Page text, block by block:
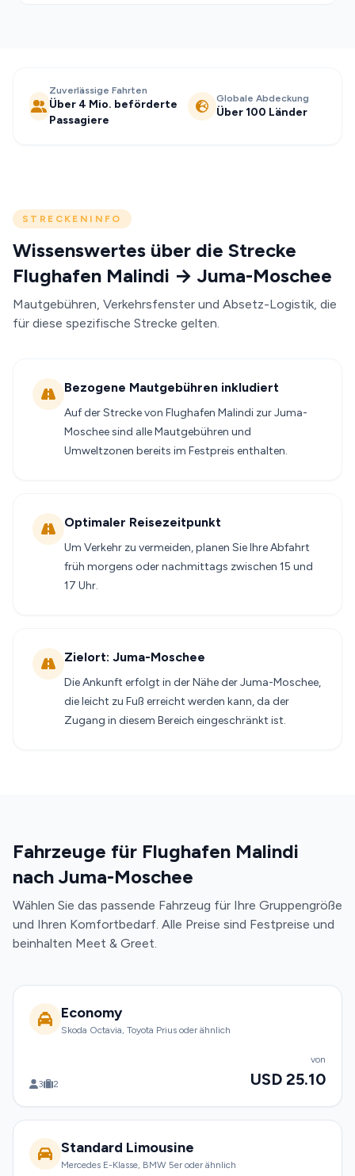
Zuverlässige Fahrten
Über 4 Mio. beförderte
Passagiere
Globale Abdeckung
Über 100 Länder
STRECKENINFO
Wissenswertes über die Strecke
Flughafen Malindi → Juma-Moschee
Mautgebühren, Verkehrsfenster und Absetz-Logistik, die
für diese spezifische Strecke gelten.
Bezogene Mautgebühren inkludiert
Auf der Strecke von Flughafen Malindi zur Juma-
Moschee sind alle Mautgebühren und
Umweltzonen bereits im Festpreis enthalten.
Optimaler Reisezeitpunkt
Um Verkehr zu vermeiden, planen Sie Ihre Abfahrt
früh morgens oder nachmittags zwischen 15 und
17 Uhr.
Zielort: Juma-Moschee
Die Ankunft erfolgt in der Nähe der Juma-Moschee,
die leicht zu Fuß erreicht werden kann, da der
Zugang in diesem Bereich eingeschränkt ist.
Fahrzeuge für Flughafen Malindi
nach Juma-Moschee
Wählen Sie das passende Fahrzeug für Ihre Gruppengröße
und Ihren Komfortbedarf. Alle Preise sind Festpreise und
beinhalten Meet & Greet.
Economy
Skoda Octavia, Toyota Prius oder ähnlich
3 2
von
USD 25.10
Standard Limousine
Mercedes E-Klasse, BMW 5er oder ähnlich